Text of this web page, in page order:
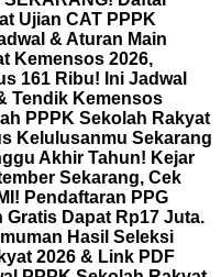
Ujian CAT PPPK
& Aturan Main
Kemensos 2026,
161 Ribu! Ini Jadwal
Tendik Kemensos
PPPK Sekolah Rakyat
Kelulusanmu Sekarang
Akhir Tahun! Kejar
Sekarang, Cek
Pendaftaran PPG
Dapat Rp17 Juta.
Hasil Seleksi
2026 & Link PDF